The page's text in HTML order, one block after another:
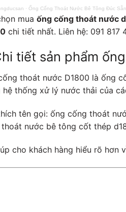
· Ống Cống Thoát Nước Bê Tông Đúc
mua ống cống thoát nước
chi tiết nhất. Liên hệ: 091 817
tiết sản phẩm
thoát nước D1800 là ống
hệ thống xử lý nước thải của
tên gọi: ống cống thoát
nước bê tông cốt thép
cho khách hàng hiểu rõ hơn